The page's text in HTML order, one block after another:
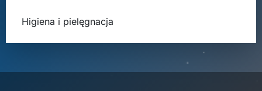
Higiena i pielęgnacja